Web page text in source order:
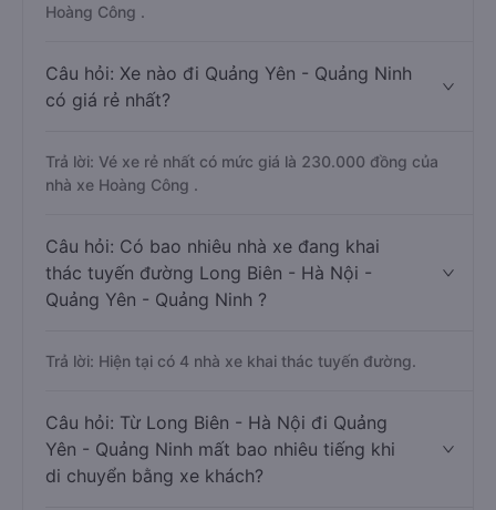
Hoàng Công .
Câu hỏi: Xe nào đi Quảng Yên - Quảng Ninh
có giá rẻ nhất?
Trả lời: Vé xe rẻ nhất có mức giá là 230.000 đồng của
nhà xe Hoàng Công .
Câu hỏi: Có bao nhiêu nhà xe đang khai
thác tuyến đường Long Biên - Hà Nội -
Quảng Yên - Quảng Ninh ?
Trả lời: Hiện tại có 4 nhà xe khai thác tuyến đường.
Câu hỏi: Từ Long Biên - Hà Nội đi Quảng
Yên - Quảng Ninh mất bao nhiêu tiếng khi
di chuyển bằng xe khách?